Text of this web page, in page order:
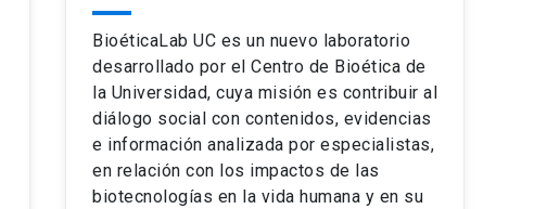
BioéticaLab UC es un nuevo laboratorio
desarrollado por el Centro de Bioética de
la Universidad, cuya misión es contribuir al
diálogo social con contenidos, evidencias
e información analizada por especialistas,
en relación con los impactos de las
biotecnologías en la vida humana y en su